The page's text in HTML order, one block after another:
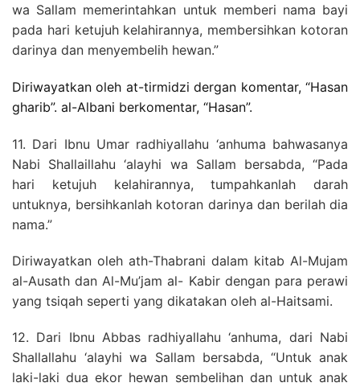
wa Sallam memerintahkan untuk memberi nama bayi
pada hari ketujuh kelahirannya, membersihkan kotoran
darinya dan menyembelih hewan.”
Diriwayatkan oleh at-tirmidzi dergan komentar, “Hasan
gharib”. al-Albani berkomentar, “Hasan”.
11. Dari Ibnu Umar radhiyallahu ‘anhuma bahwasanya
Nabi Shallaillahu ‘alayhi wa Sallam bersabda, “Pada
hari ketujuh kelahirannya, tumpahkanlah darah
untuknya, bersihkanlah kotoran darinya dan berilah dia
nama.”
Diriwayatkan oleh ath-Thabrani dalam kitab Al-Mujam
al-Ausath dan Al-Mu’jam al- Kabir dengan para perawi
yang tsiqah seperti yang dikatakan oleh al-Haitsami.
12. Dari Ibnu Abbas radhiyallahu ‘anhuma, dari Nabi
Shallallahu ‘alayhi wa Sallam bersabda, “Untuk anak
laki-laki dua ekor hewan sembelihan dan untuk anak